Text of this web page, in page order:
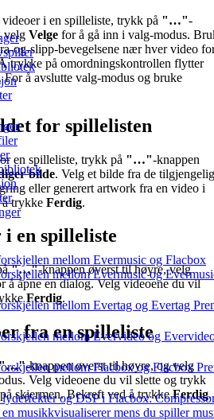
mellom Evermusic og Flacbox
mellom Evermusic og
mellom Evertag og Evertag
mellom Evervideo og
mellom Flacbox og Flacbox
og DSP i Flacbox:
musikkvisualiserer mens du spiller
i en spilleliste, trykk på "…"-
velg Velge for å gå inn i valg-modus.
og-slipp-bevegelsene nær hver video
trykke på omordningskontrollen flytter
å avslutte valg-modus og bruke
for spillelisten
en spilleliste, trykk på "…"-knappen
bilde. Velg et bilde fra de
eller generert artwork fra en video i
trykke Ferdig.
en spilleliste
"…"-knappen øverst til høyre, velg
å åpne en dialog. Velg videoene du vil
Ferdig.
fra en spilleliste
-knappen øverst til høyre, og velg
Velg videoene du vil slette og trykk
skjermen. Bekreft ved å trykkeFerdig.